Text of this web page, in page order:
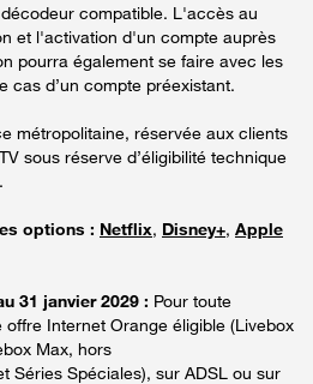
compatible. L'accès au
et l'activation d'un compte auprès
pourra également se faire avec les
cas d’un compte préexistant.
métropolitaine, réservée aux clients
sous réserve d’éligibilité technique
options : Netflix, Disney+, Apple
31 janvier 2029 : Pour toute
offre Internet Orange éligible (Livebox
Max, hors
Séries Spéciales), sur ADSL ou sur